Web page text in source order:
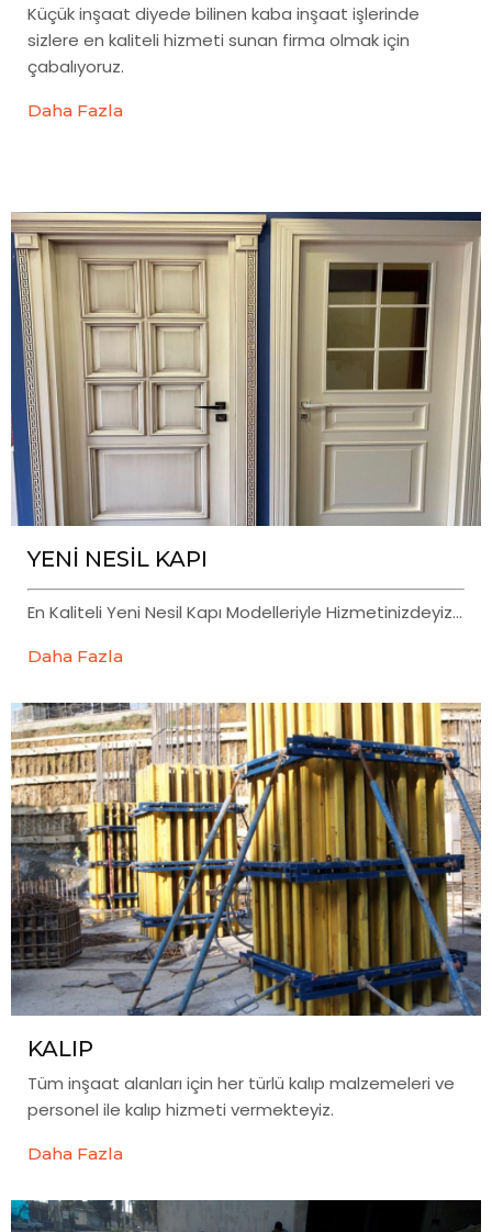
Küçük inşaat diyede bilinen kaba inşaat işlerinde
sizlere en kaliteli hizmeti sunan firma olmak için
çabalıyoruz.
Daha Fazla
YENİ NESİL KAPI
En Kaliteli Yeni Nesil Kapı Modelleriyle Hizmetinizdeyiz...
Daha Fazla
KALIP
Tüm inşaat alanları için her türlü kalıp malzemeleri ve
personel ile kalıp hizmeti vermekteyiz.
Daha Fazla